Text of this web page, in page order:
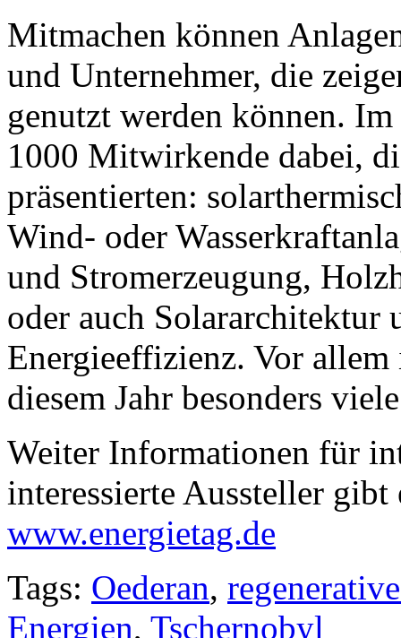
Mitmachen können
und Unternehmer, die
genutzt werden können.
1000 Mitwirkende dabei,
präsentierten:
Wind- oder
und Stromerzeugung,
oder auch Solararchitektur
Energieeffizienz. Vor
diesem Jahr besonders
Weiter Informationen für
interessierte Aussteller gibt
www.energietag.de
Tags: Oederan,
Energien, Tschernobyl